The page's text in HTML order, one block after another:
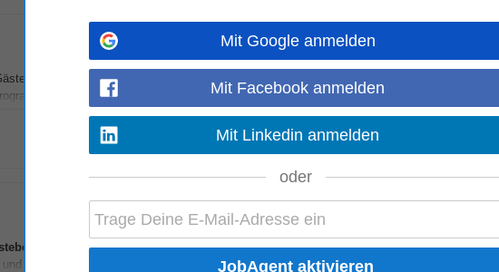
• Begrüßung der Gäste und Check-In • Gästebetreuung
(Anwenderprogramm wird vor Ort geschult) • Ansprechpartner...
Mehr anzeigen
und Atmosphäre modern, fair und locker gestalten • Erfahrung im gehobenen
Freude ins Team bringt • Hands-on-Mentalität...
Mit Google anmelden
Mit Facebook anmelden
Mit Linkedin anmelden
oder